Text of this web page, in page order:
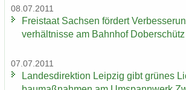
08.07.2011
Frei­staat Sach­sen för­dert
ver­hält­nis­se am Bahn­hof Do­ber­schütz
07.07.2011
Lan­des­di­rek­ti­on Leip­zig gibt grü­nes